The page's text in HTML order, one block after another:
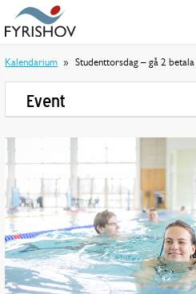
Kalendarium Studenttorsdag – gå 2 betala
Event